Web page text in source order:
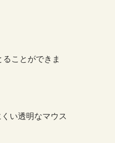
ーツ用マウスピース
ことができま
い透明なマウス